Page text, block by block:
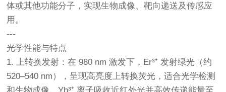
体或其他功能分子，实现生物成像、靶向递送及传感应
用。
---
光学性能与特点
1. 上转换发射：在 980 nm 激发下，Er³⁺ 发射绿光（约
520–540 nm），呈现高亮度上转换荧光，适合光学检测